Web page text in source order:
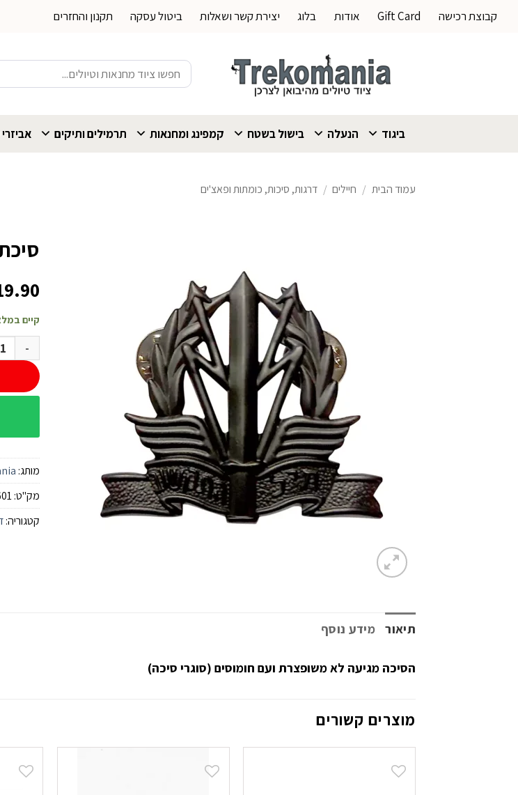
קבוצת רכישה Gift Card אודות בלוג יצירת קשר ושאלות ביטול עסקה תקנון והחזרים
חיפוש
עבור:
ביגוד הנעלה בישול בשטח קמפינג ומחנאות תרמילים ותיקים
עמוד הבית / חיילים / דרגות, סיכות, כומתות ופאצ'ים
קיים
כמות
מותג:
מק"ט:
קטגוריה:
תיאור מידע נוסף
הסיכה מגיעה לא משופצרת ועם חומוסים (סוגרי סיכה)
מוצרים קשורים